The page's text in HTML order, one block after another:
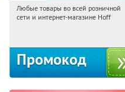
11:51:37 Получили:
Любые товары во всей розничной
сети и интернет-магазине Hoff
Промокод